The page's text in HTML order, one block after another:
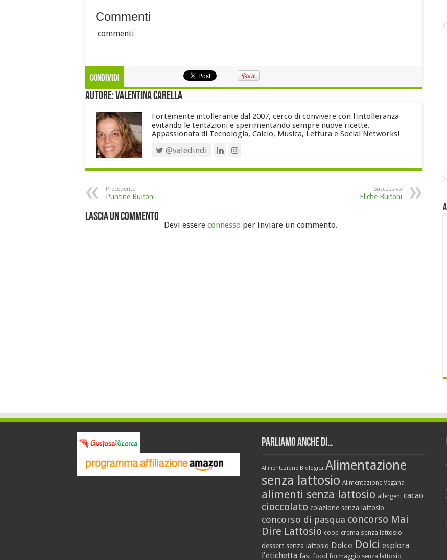
Commenti
commenti
Condividi
Autore: Valentina Carella
Fortemente intollerante dal 2007, cerco di convivere con l'intolleranza
evitando le tentazioni e sperimentando sempre nuove ricette.
Appassionata di Tecnologia, Calcio, Musica, Lettura e Social Networks!
@valedindi
Precedente
Puntine Buitoni
Successivo
Eliche Buitoni
Lascia un commento
Devi essere connesso per inviare un commento.
Parliamo anche di…
Alimentazione Biologica Alimentazione
senza lattosio Alimentazione Vegana
alimenti senza lattosio allergeni cacao
cioccolato colazione senza lattosio
concorso di pasqua concorso Mai
Dire Lattosio coop crema senza lattosio
dessert senza lattosio Dolce Dolci esplora
l'etichetta fast food formaggio senza lattosio